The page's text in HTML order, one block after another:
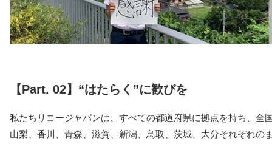
【Part. 02】“はたらく”に歓びを
私たちリコージャパンは、すべての都道府県に拠点を持ち、全
山梨、香川、青森、滋賀、新潟、鳥取、茨城、大分それぞれの